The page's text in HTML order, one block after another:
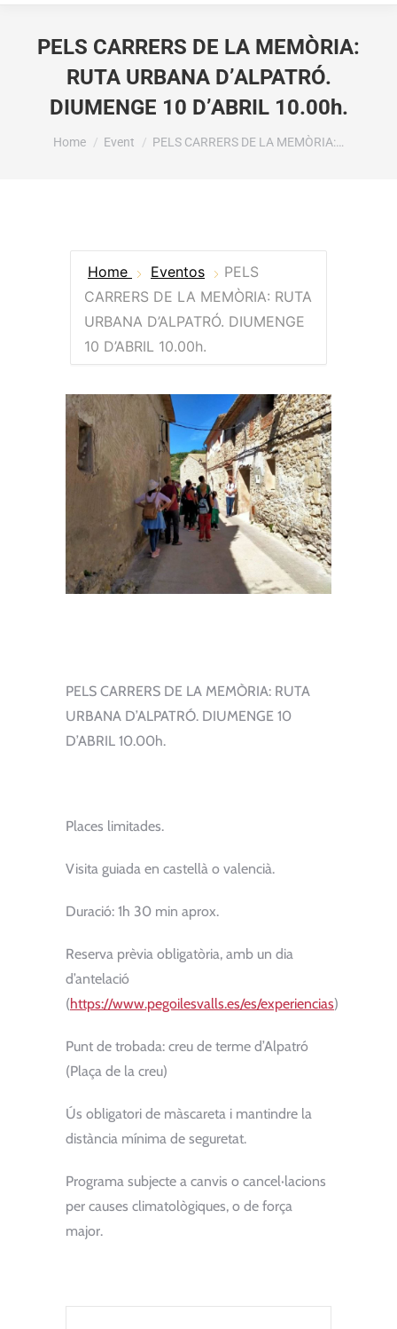
PELS CARRERS DE LA MEMÒRIA:
RUTA URBANA D’ALPATRÓ.
DIUMENGE 10 D’ABRIL 10.00h.
You are here:
Home Event PELS CARRERS DE LA MEMÒRIA:…
Home Eventos
PELS
CARRERS DE LA MEMÒRIA: RUTA
URBANA D’ALPATRÓ. DIUMENGE
10 D’ABRIL 10.00h.
PELS CARRERS DE LA MEMÒRIA: RUTA
URBANA D’ALPATRÓ. DIUMENGE 10
D’ABRIL 10.00h.
Places limitades.
Visita guiada en castellà o valencià.
Duració: 1h 30 min aprox.
Reserva prèvia obligatòria, amb un dia
d’antelació
(https://www.pegoilesvalls.es/es/experiencias)
Punt de trobada: creu de terme d’Alpatró
(Plaça de la creu)
Ús obligatori de màscareta i mantindre la
distància mínima de seguretat.
Programa subjecte a canvis o cancel·lacions
per causes climatològiques, o de força
major.